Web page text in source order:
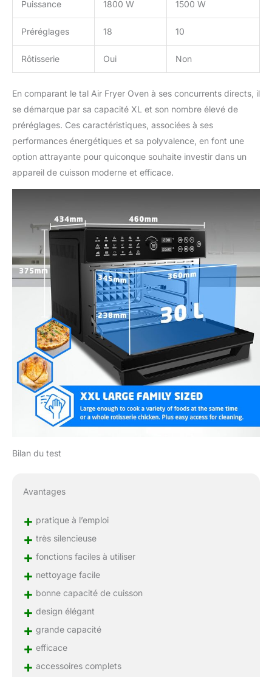
Puissance 1800 W 1500 W
Préréglages 18 10
Rôtisserie Oui Non
En comparant le tal Air Fryer Oven à ses concurrents directs, il
se démarque par sa capacité XL et son nombre élevé de
préréglages. Ces caractéristiques, associées à ses
performances énergétiques et sa polyvalence, en font une
option attrayante pour quiconque souhaite investir dans un
appareil de cuisson moderne et efficace.
Bilan du test
Avantages
+ pratique à l’emploi
+ très silencieuse
+ fonctions faciles à utiliser
+ nettoyage facile
+ bonne capacité de cuisson
+ design élégant
+ grande capacité
+ efficace
+ accessoires complets